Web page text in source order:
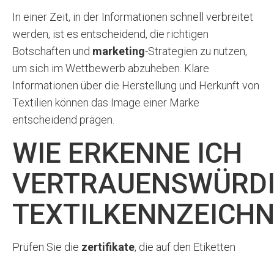
In einer Zeit, in der Informationen schnell verbreitet
werden, ist es entscheidend, die richtigen
Botschaften und marketing-Strategien zu nutzen,
um sich im Wettbewerb abzuheben. Klare
Informationen über die Herstellung und Herkunft von
Textilien können das Image einer Marke
entscheidend prägen.
WIE ERKENNE ICH
Prüfen Sie die zertifikate, die auf den Etiketten